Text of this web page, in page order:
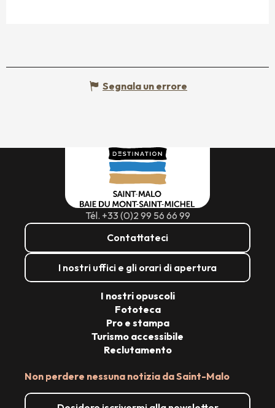
Segnala un errore
Tél. +33 (0)2 99 56 66 99
Contattateci
I nostri uffici e gli orari di apertura
Non perdere nessuna notizia da Saint-Malo
I nostri opuscoli
Fototeca
Pro e stampa
Turismo accessibile
Reclutamento